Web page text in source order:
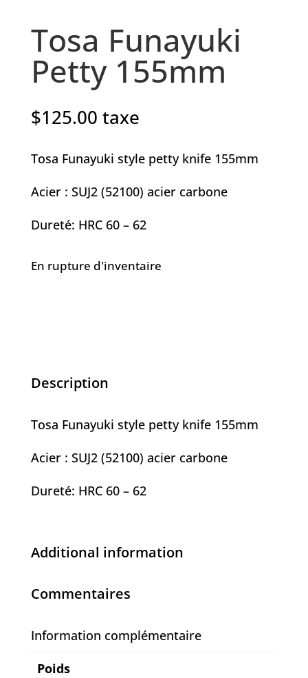
Tosa Funayuki
Petty 155mm
$125.00 taxe
Tosa Funayuki style petty knife 155mm
Acier : SUJ2 (52100) acier carbone
Dureté: HRC 60 – 62
En rupture d'inventaire
Description
Tosa Funayuki style petty knife 155mm
Acier : SUJ2 (52100) acier carbone
Dureté: HRC 60 – 62
Additional information
Commentaires
Information complémentaire
Poids